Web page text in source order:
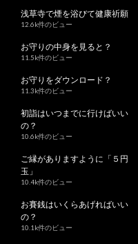
浅草寺で煙を浴びて健康祈願
12.6k件のビュー
お守りの中身を見ると？
11.5k件のビュー
お守りをダウンロード？
11.3k件のビュー
初詣はいつまでに行けばいい
の？
10.6k件のビュー
ご縁がありますように「５円
玉」
10.4k件のビュー
お賽銭はいくらあげればいい
の？
10.1k件のビュー